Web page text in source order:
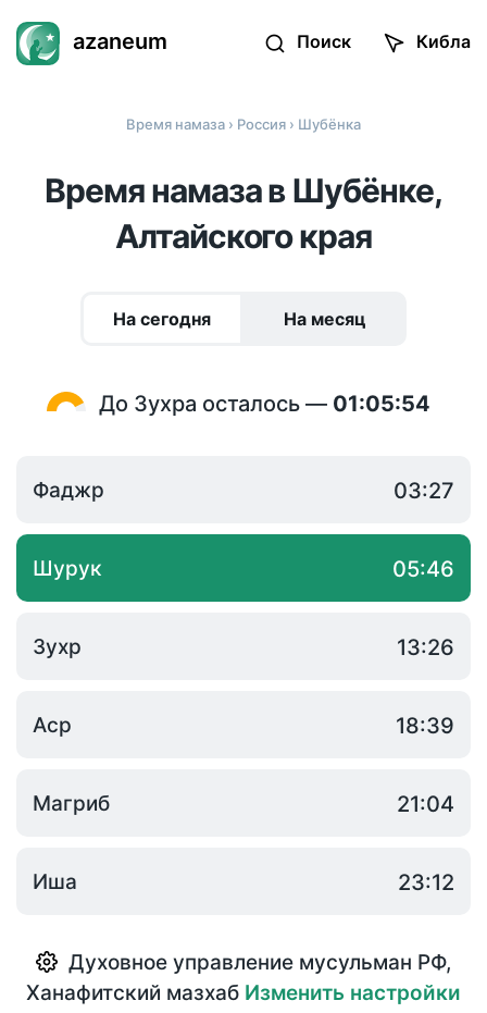
azaneum Поиск Кибла
Время намаза › Россия › Шубёнка
Время намаза в Шубёнке,
Алтайского края
На сегодня На месяц
До Зухра осталось — 01:05:54
Фаджр 03:27
Шурук 05:46
Зухр 13:26
Аср 18:39
Магриб 21:04
Иша 23:12
Духовное управление мусульман РФ,
Ханафитский мазхаб Изменить настройки